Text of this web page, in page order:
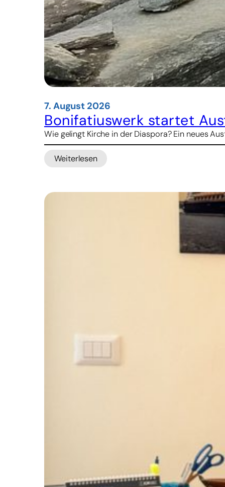
7. August 2026
Bonifatiuswerk startet
Wie gelingt Kirche in der Diaspora? Ein neues
Weiterlesen
: